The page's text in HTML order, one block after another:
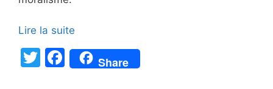
Lire la suite
T
F
a
Share